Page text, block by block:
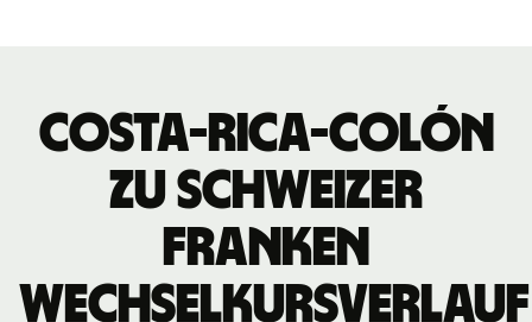
Costa-Rica-Colón
zu Schweizer
Franken
Wechselkursverlauf